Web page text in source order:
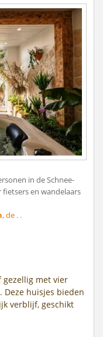
in de Schnee-
en wandelaars
, de . .
gezellig met vier
huisjes bieden
verblijf, geschikt